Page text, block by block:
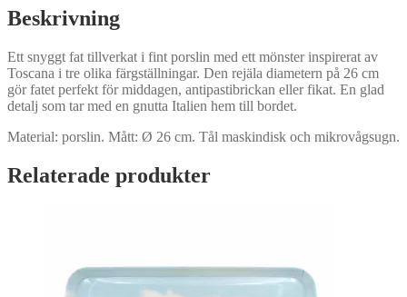
Beskrivning
Ett snyggt fat tillverkat i fint porslin med ett mönster inspirerat av
Toscana i tre olika färgställningar. Den rejäla diametern på 26 cm
gör fatet perfekt för middagen, antipastibrickan eller fikat. En glad
detalj som tar med en gnutta Italien hem till bordet.
Material: porslin. Mått: Ø 26 cm. Tål maskindisk och mikrovågsugn.
Relaterade produkter